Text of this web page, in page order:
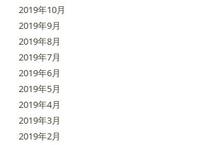
2019年10月
2019年9月
2019年8月
2019年7月
2019年6月
2019年5月
2019年4月
2019年3月
2019年2月